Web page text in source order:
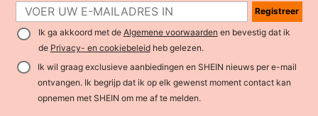
Registreer
Ik ga akkoord met de Algemene voorwaarden en bevestig dat ik
de Privacy- en cookiebeleidheb gelezen.
Ik wil graag exclusieve aanbiedingen en SHEIN nieuws per e-mail
ontvangen. Ik begrijp dat ik op elk gewenst moment contact kan
opnemen met SHEIN om me af te melden.